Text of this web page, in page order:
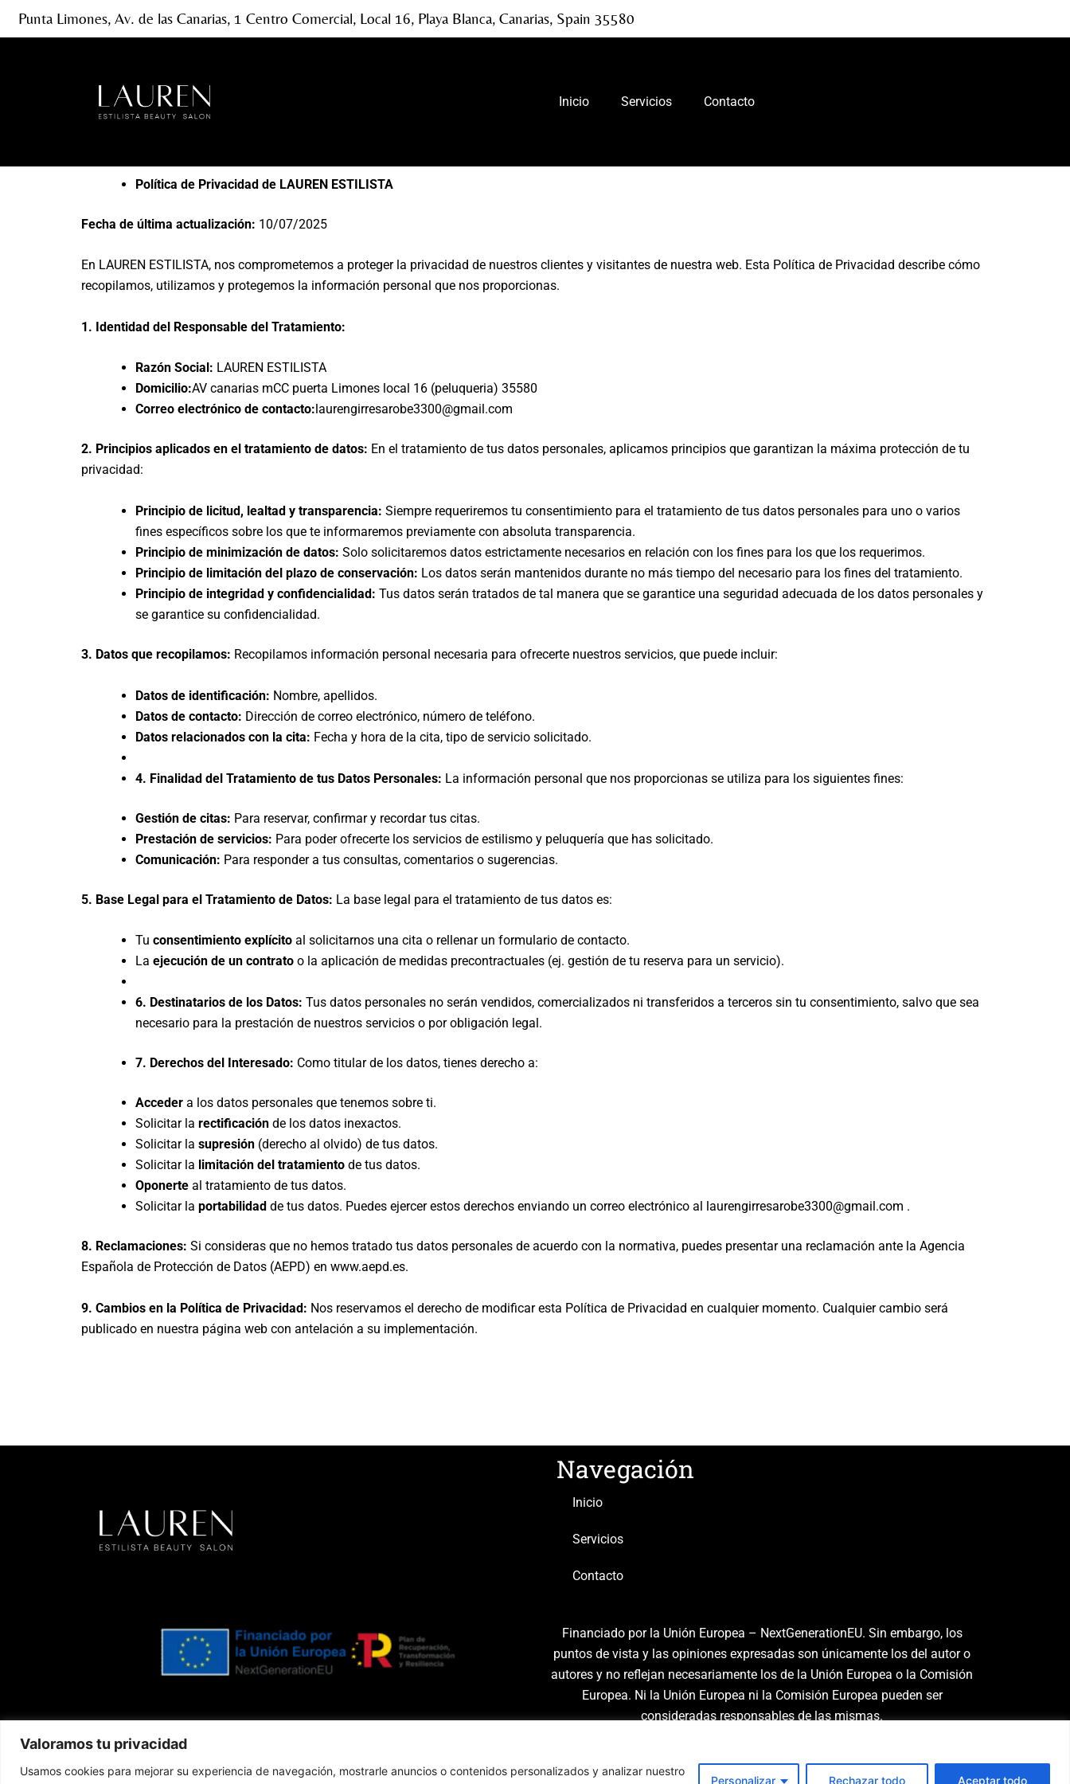
Valoramos tu privacidad
Usamos cookies para mejorar su experiencia de navegación, mostrarle anuncios o contenidos personalizados y analizar nuestro
Personalizar Rechazar todo Aceptar todo
Punta Limones, Av. de las Canarias, 1 Centro Comercial, Local 16, Playa Blanca, Canarias, Spain 35580
Inicio Servicios Contacto
Política de Privacidad de LAUREN ESTILISTA
Fecha de última actualización: 10/07/2025
En LAUREN ESTILISTA, nos comprometemos a proteger la privacidad de nuestros clientes y visitantes de nuestra web. Esta Política de Privacidad describe cómo
recopilamos, utilizamos y protegemos la información personal que nos proporcionas.
1. Identidad del Responsable del Tratamiento:
Razón Social: LAUREN ESTILISTA
Domicilio:AV canarias mCC puerta Limones local 16 (peluqueria) 35580
Correo electrónico de contacto: laurengirresarobe3300@gmail.com
2. Principios aplicados en el tratamiento de datos: En el tratamiento de tus datos personales, aplicamos principios que garantizan la máxima protección de tu
privacidad:
Principio de licitud, lealtad y transparencia: Siempre requeriremos tu consentimiento para el tratamiento de tus datos personales para uno o varios
fines específicos sobre los que te informaremos previamente con absoluta transparencia.
Principio de minimización de datos: Solo solicitaremos datos estrictamente necesarios en relación con los fines para los que los requerimos.
Principio de limitación del plazo de conservación: Los datos serán mantenidos durante no más tiempo del necesario para los fines del tratamiento.
Principio de integridad y confidencialidad: Tus datos serán tratados de tal manera que se garantice una seguridad adecuada de los datos personales y
se garantice su confidencialidad.
3. Datos que recopilamos: Recopilamos información personal necesaria para ofrecerte nuestros servicios, que puede incluir:
Datos de identificación: Nombre, apellidos.
Datos de contacto: Dirección de correo electrónico, número de teléfono.
Datos relacionados con la cita: Fecha y hora de la cita, tipo de servicio solicitado.
4. Finalidad del Tratamiento de tus Datos Personales: La información personal que nos proporcionas se utiliza para los siguientes fines:
Gestión de citas: Para reservar, confirmar y recordar tus citas.
Prestación de servicios: Para poder ofrecerte los servicios de estilismo y peluquería que has solicitado.
Comunicación: Para responder a tus consultas, comentarios o sugerencias.
5. Base Legal para el Tratamiento de Datos: La base legal para el tratamiento de tus datos es:
Tu consentimiento explícito al solicitarnos una cita o rellenar un formulario de contacto.
La ejecución de un contrato o la aplicación de medidas precontractuales (ej. gestión de tu reserva para un servicio).
6. Destinatarios de los Datos: Tus datos personales no serán vendidos, comercializados ni transferidos a terceros sin tu consentimiento, salvo que sea
necesario para la prestación de nuestros servicios o por obligación legal.
7. Derechos del Interesado: Como titular de los datos, tienes derecho a:
Acceder a los datos personales que tenemos sobre ti.
Solicitar la rectificación de los datos inexactos.
Solicitar la supresión (derecho al olvido) de tus datos.
Solicitar la limitación del tratamiento de tus datos.
Oponerte al tratamiento de tus datos.
Solicitar la portabilidad de tus datos. Puedes ejercer estos derechos enviando un correo electrónico al laurengirresarobe3300@gmail.com .
8. Reclamaciones: Si consideras que no hemos tratado tus datos personales de acuerdo con la normativa, puedes presentar una reclamación ante la Agencia
Española de Protección de Datos (AEPD) en www.aepd.es.
9. Cambios en la Política de Privacidad: Nos reservamos el derecho de modificar esta Política de Privacidad en cualquier momento. Cualquier cambio será
publicado en nuestra página web con antelación a su implementación.
Navegación
Inicio
Servicios
Contacto
Financiado por la Unión Europea – NextGenerationEU. Sin embargo, los
puntos de vista y las opiniones expresadas son únicamente los del autor o
autores y no reflejan necesariamente los de la Unión Europea o la Comisión
Europea. Ni la Unión Europea ni la Comisión Europea pueden ser
consideradas responsables de las mismas.